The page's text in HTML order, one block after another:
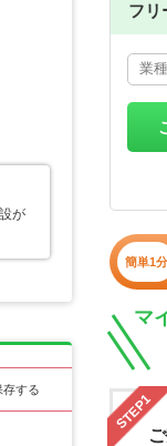
が
存する
フリ
簡単1分
マ
STEP1